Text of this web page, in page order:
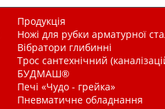
Продукція
Ножі для рубки арматурної
Вібратори глибинні
Трос сантехнічний
БУДМАШ®
Печі «Чудо - грейка»
Пневматичне обладнання